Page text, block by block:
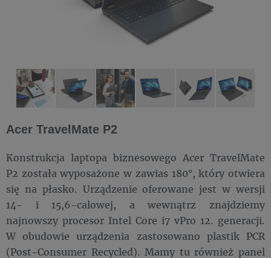
Acer TravelMate P2
Konstrukcja laptopa biznesowego Acer TravelMate
P2 została wyposażone w zawias 180°, który otwiera
się na płasko. Urządzenie oferowane jest w wersji
14- i 15,6-calowej, a wewnątrz znajdziemy
najnowszy procesor Intel Core i7 vPro 12. generacji.
W obudowie urządzenia zastosowano plastik PCR
(Post-Consumer Recycled). Mamy tu również panel